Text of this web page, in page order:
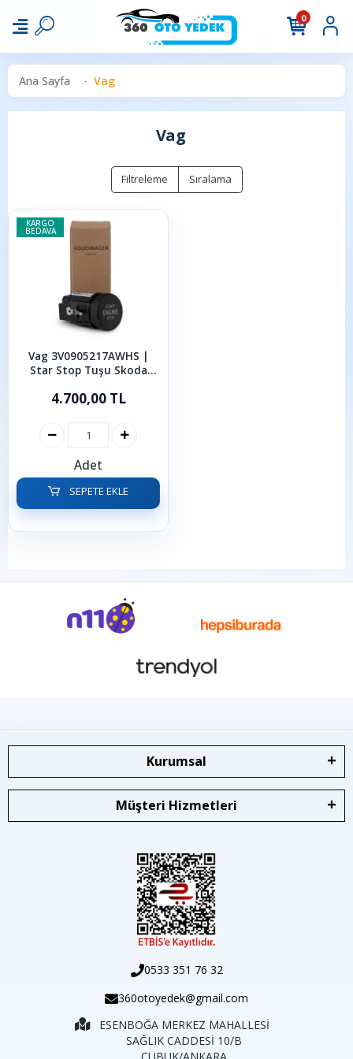
0
Ana Sayfa Vag
Vag
Filtreleme Sıralama
KARGO
BEDAVA
Vag 3V0905217AWHS |
Star Stop Tuşu Skoda
Kodiaq 2015 ve Sonrası
4.700,00 TL
Adet
SEPETE EKLE
Kurumsal
Müşteri Hizmetleri
0533 351 76 32
360otoyedek@gmail.com
ESENBOĞA MERKEZ MAHALLESİ
SAĞLIK CADDESİ 10/B